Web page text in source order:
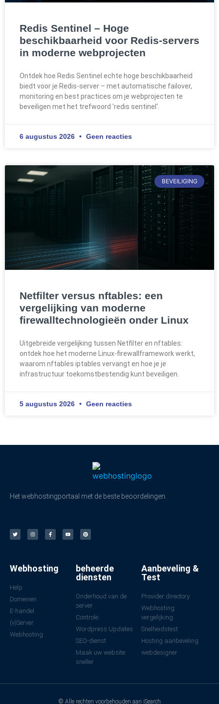
Redis Sentinel – Hoge
beschikbaarheid voor Redis-servers
in moderne webprojecten
Ontdek hoe Redis Sentinel echte hoge beschikbaarheid
biedt voor je Redis-server – met automatische failover,
monitoring en best practices om je webprojecten te
beveiligen met het trefwoord 'redis sentinel'.
6 augustus 2026 Geen reacties
BEVEILIGING
Netfilter versus nftables: een
vergelijking van moderne
firewalltechnologieën onder Linux
Uitgebreide vergelijking tussen Netfilter en nftables:
ontdek hoe het moderne Linux-firewallframework werkt,
waarom nftables iptables vervangt en hoe je je
infrastructuur toekomstbestendig kunt beveiligen.
5 augustus 2026 Geen reacties
Het webhostingportaal met de beste beoordelingen.
Webhosting
Help
Domeinen
E-handel
(v)Server
Webhosting
beheerde
diensten
Onderhoud van de
server
Controle
Wordpress Updates
SEO-dienst
Maak uw website
sneller
Aanbeveling &
Test
Provider directory
Webhosting
vergelijking
Snelheidstest
Hosting aanbeveling
webdesigner
© Alle rechten voorbehouden aan iSearch